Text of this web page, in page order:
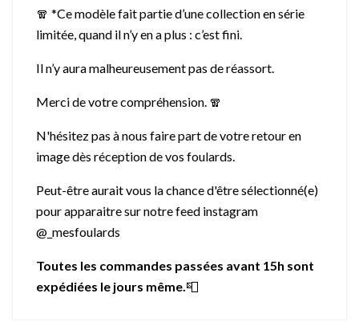
🧣 *Ce modèle fait partie d’une collection en série
limitée, quand il n’y en a plus : c’est fini.
Il n’y aura malheureusement pas de réassort.
Merci de votre compréhension. 🧣
N'hésitez pas à nous faire part de votre retour en
image dès réception de vos foulards.
Peut-être aurait vous la chance d'être sélectionné(e)
pour apparaitre sur notre feed instagram
@_mesfoulards
Toutes les commandes passées avant 15h sont
expédiées le jours même. 📮